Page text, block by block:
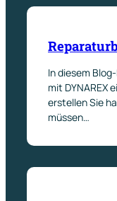
In diesem
mit DYNAREX
erstellen Sie
müssen…